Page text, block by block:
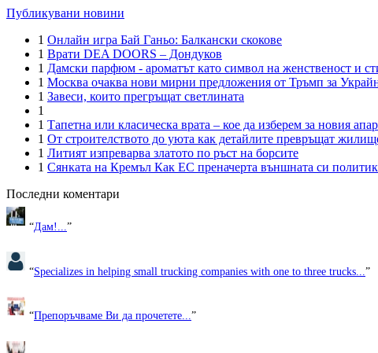
Публикувани новини
1 Онлайн игра Бай Ганьо: Балкански скокове
1 Врати DEA DOORS – Дондуков
1 Дамски парфюм - ароматът като символ на женственост и
1 Москва очаква нови мирни предложения от Тръмп за
1 Завеси, които прегръщат светлината
1
1 Тапетна или класическа врата – кое да изберем за новия
1 От строителството до уюта как детайлите превръщат
1 Литият изпреварва златото по ръст на борсите
1 Сянката на Кремъл Как ЕС преначерта външната си
Последни коментари
“Дам!... ”
“Specializes in helping small trucking companies with one to three trucks... ”
“Препоръчваме Ви да прочетете...”